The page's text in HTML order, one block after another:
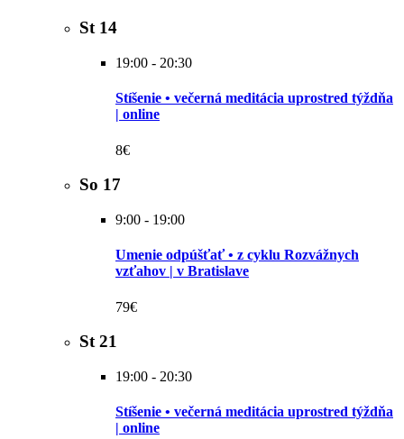
St 14
19:00 - 20:30
Stíšenie • večerná meditácia uprostred týždňa
| online
8€
So 17
9:00 - 19:00
Umenie odpúšťať • z cyklu Rozvážnych
vzťahov | v Bratislave
79€
St21
19:00 - 20:30
Stíšenie • večerná meditácia uprostred týždňa
| online